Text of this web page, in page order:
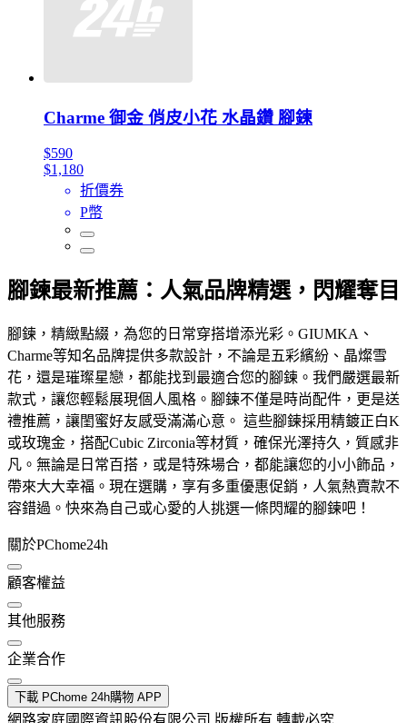
Charme 御金 俏皮小花 水晶鑽 腳鍊
$590
$1,180
折價券
P幣
腳鍊最新推薦：人氣品牌精選，閃耀奪目
腳鍊，精緻點綴，為您的日常穿搭增添光彩。GIUMKA、
Charme等知名品牌提供多款設計，不論是五彩繽紛、晶燦雪
花，還是璀璨星戀，都能找到最適合您的腳鍊。我們嚴選最新
款式，讓您輕鬆展現個人風格。腳鍊不僅是時尚配件，更是送
禮推薦，讓閨蜜好友感受滿滿心意。 這些腳鍊採用精鍍正白K
或玫瑰金，搭配Cubic Zirconia等材質，確保光澤持久，質感非
凡。無論是日常百搭，或是特殊場合，都能讓您的小小飾品，
帶來大大幸福。現在選購，享有多重優惠促銷，人氣熱賣款不
容錯過。快來為自己或心愛的人挑選一條閃耀的腳鍊吧！
關於PChome24h
顧客權益
其他服務
企業合作
下載 PChome 24h購物 APP